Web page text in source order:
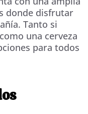
donde disfrutar
Tanto si
una cerveza
para todos